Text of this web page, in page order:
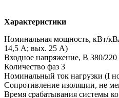
Характеристики
Номинальная мощность, кВт/
14,5 А; вых. 25 А)
Входное напряжение, В 380/
Количество фаз 3
Номинальный ток нагрузки (I
Сопротивление изоляции, не
Время срабатывания системы